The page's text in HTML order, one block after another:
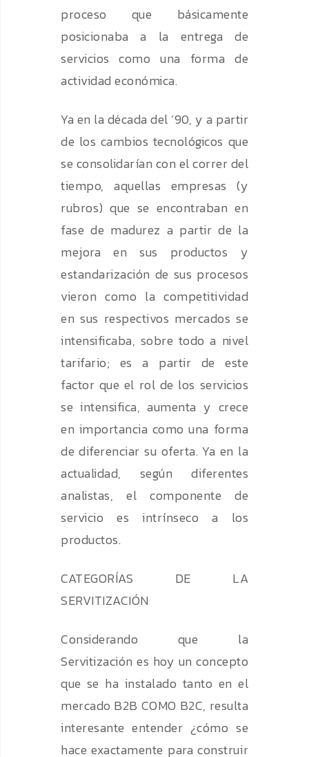
proceso que básicamente
posicionaba a la entrega de
servicios como una forma de
actividad económica.
Ya en la década del ’90, y a partir
de los cambios tecnológicos que
se consolidarían con el correr del
tiempo, aquellas empresas (y
rubros) que se encontraban en
fase de madurez a partir de la
mejora en sus productos y
estandarización de sus procesos
vieron como la competitividad
en sus respectivos mercados se
intensificaba, sobre todo a nivel
tarifario; es a partir de este
factor que el rol de los servicios
se intensifica, aumenta y crece
en importancia como una forma
de diferenciar su oferta. Ya en la
actualidad, según diferentes
analistas, el componente de
servicio es intrínseco a los
productos.
CATEGORÍAS DE LA
SERVITIZACIÓN
Considerando que la
Servitización es hoy un concepto
que se ha instalado tanto en el
mercado B2B COMO B2C, resulta
interesante entender ¿cómo se
hace exactamente para construir